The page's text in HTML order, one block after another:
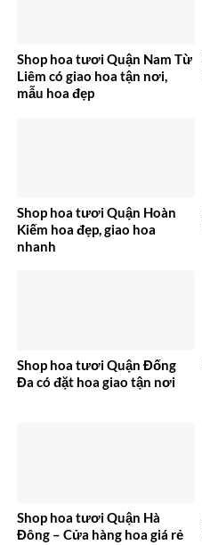
Shop hoa tươi Quận Nam Từ
Liêm có giao hoa tận nơi,
mẫu hoa đẹp
Shop hoa tươi Quận Hoàn
Kiếm hoa đẹp, giao hoa
nhanh
Shop hoa tươi Quận Đống
Đa có đặt hoa giao tận nơi
Shop hoa tươi Quận Hà
Đông – Cửa hàng hoa giá rẻ